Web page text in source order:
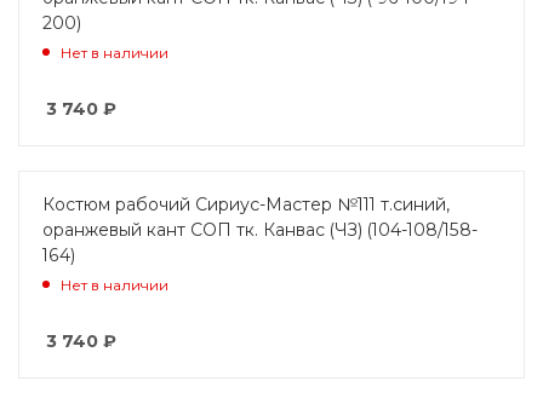
200)
Нет в наличии
3 740 ₽
Костюм рабочий Сириус-Мастер №111 т.синий,
оранжевый кант СОП тк. Канвас (ЧЗ) (104-108/158-
164)
Нет в наличии
3 740 ₽